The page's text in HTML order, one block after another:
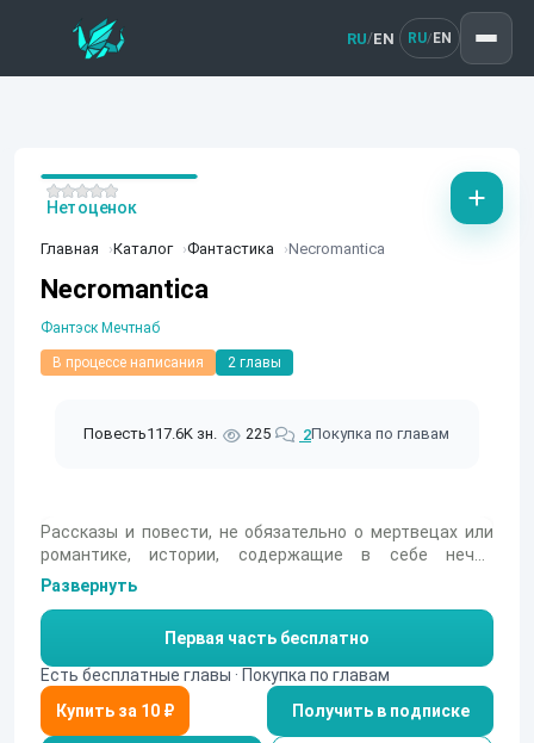
RU/EN RU/ EN
Главная Каталог Фантастика Necromantica
Necromantica
Фантэск Мечтнаб
В процессе написания 2 главы
Повесть117.6K зн. 225 2Покупка по главам
Нет оценок
Рассказы и повести, не обязательно о мертвецах или
романтике, истории, содержащие в себе нечто
мрачное.
Развернуть
Первая часть бесплатно
Есть бесплатные главы · Покупка по главам
Получить в подписке